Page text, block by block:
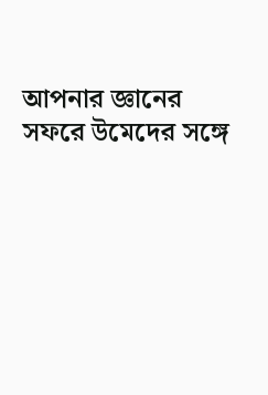
আপনার জ্ঞানের
সফরে উমেদের সঙ্গে